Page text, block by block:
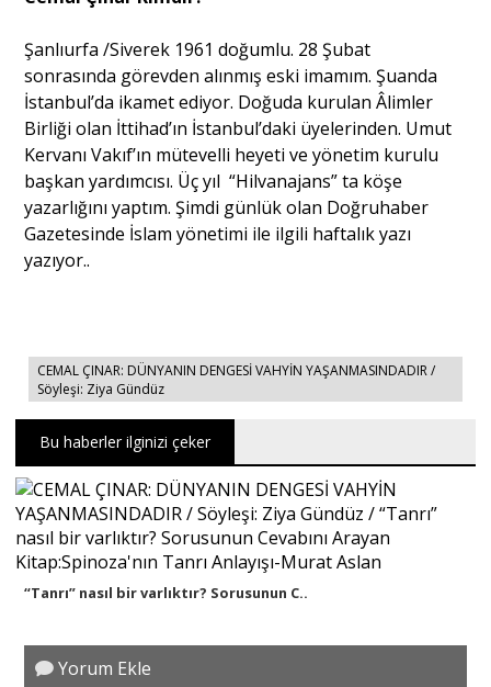
Şanlıurfa /Siverek 1961 doğumlu. 28 Şubat
sonrasında görevden alınmış eski imamım. Şuanda
İstanbul’da ikamet ediyor. Doğuda kurulan Âlimler
Birliği olan İttihad’ın İstanbul’daki üyelerinden. Umut
Kervanı Vakıf’ın mütevelli heyeti ve yönetim kurulu
başkan yardımcısı. Üç yıl “Hilvanajans” ta köşe
yazarlığını yaptım. Şimdi günlük olan Doğruhaber
Gazetesinde İslam yönetimi ile ilgili haftalık yazı
yazıyor..
CEMAL ÇINAR: DÜNYANIN DENGESİ VAHYİN YAŞANMASINDADIR /
Söyleşi: Ziya Gündüz
Bu haberler ilginizi çeker
“Tanrı” nasıl bir varlıktır? Sorusunun C..
Yorum Ekle